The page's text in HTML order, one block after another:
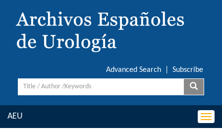
Advanced Search Subscribe
AEU